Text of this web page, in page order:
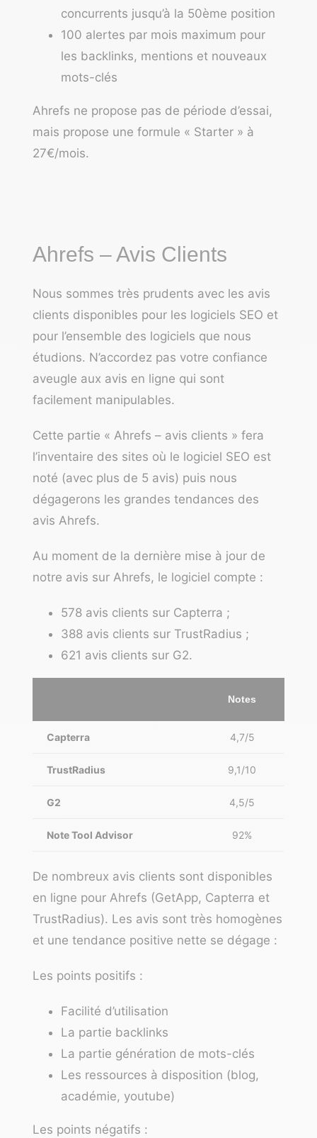
concurrents jusqu’à la 50ème position
100 alertes par mois maximum pour
les backlinks, mentions et nouveaux
mots-clés
Ahrefs ne propose pas de période d’essai,
mais propose une formule « Starter » à
27€/mois.
Ahrefs – Avis Clients
Nous sommes très prudents avec les avis
clients disponibles pour les logiciels SEO et
pour l’ensemble des logiciels que nous
étudions. N’accordez pas votre confiance
aveugle aux avis en ligne qui sont
facilement manipulables.
Cette partie « Ahrefs – avis clients » fera
l’inventaire des sites où le logiciel SEO est
noté (avec plus de 5 avis) puis nous
dégagerons les grandes tendances des
avis Ahrefs.
Au moment de la dernière mise à jour de
notre avis sur Ahrefs, le logiciel compte :
578 avis clients sur Capterra ;
388 avis clients sur TrustRadius ;
621 avis clients sur G2.
Notes
Capterra 4,7/5
TrustRadius 9,1/10
G2 4,5/5
Note Tool Advisor 92%
De nombreux avis clients sont disponibles
en ligne pour Ahrefs (GetApp, Capterra et
TrustRadius). Les avis sont très homogènes
et une tendance positive nette se dégage :
Les points positifs :
Facilité d’utilisation
La partie backlinks
La partie génération de mots-clés
Les ressources à disposition (blog,
académie, youtube)
Les points négatifs :